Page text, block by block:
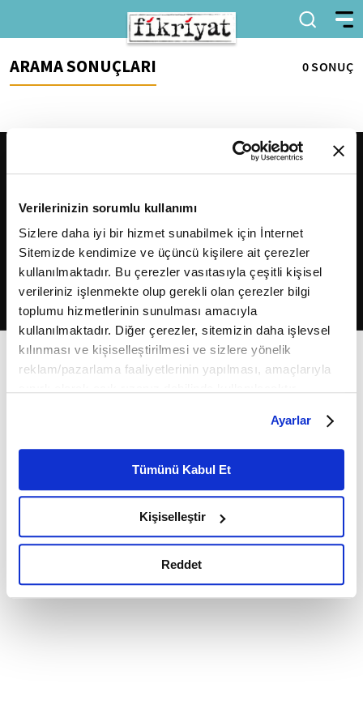
Verilerinizin sorumlu kullanımı
Sizlere daha iyi bir hizmet sunabilmek için İnternet
Sitemizde kendimize ve üçüncü kişilere ait çerezler
kullanılmaktadır. Bu çerezler vasıtasıyla çeşitli kişisel
verileriniz işlenmekte olup gerekli olan çerezler bilgi
toplumu hizmetlerinin sunulması amacıyla
kullanılmaktadır. Diğer çerezler, sitemizin daha işlevsel
kılınması ve kişiselleştirilmesi ve sizlere yönelik
reklam/pazarlama faaliyetlerinin yapılması, amaçlarıyla
belirleyebilirsiniz. Çerezlere ilişkin detaylı bilgi için
Ayarlar butonuna tıklayabilir,Çerez Bilgilendirme
Metnimizi ziyaret edebilirsiniz.
6698 sayılı Kişisel Verilerin Korunması Kanunu uyarınca
okumak ve sitemizi ziyaretiniz kapsamında
gerçekleştirilen veri işleme faaliyetleri ile ilgili daha
detaylı bilgi almak için lütfentıklayınız.
Ayarlar
Tümünü Kabul Et
Kişiselleştir
Reddet
ARAMA SONUÇLARI 0 SONUÇ
2026Fikriyat. Tüm hakları saklıdır.